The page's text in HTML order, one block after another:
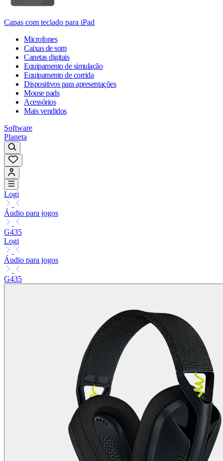
Capas com teclado para iPad
Microfones
Caixas de som
Canetas digitais
Equipamento de simulação
Equipamento de corrida
Dispositivos para apresentações
Mouse pads
Acessórios
Mais vendidos
Software
Planeta
Logi
Áudio para jogos
G435
Logi
Áudio para jogos
G435